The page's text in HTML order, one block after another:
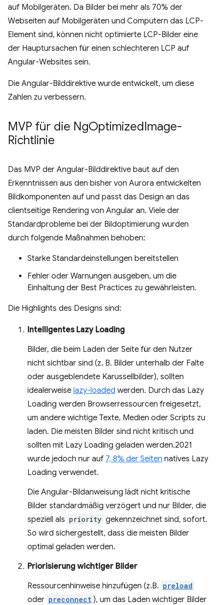
auf Mobilgeräten. Da Bilder bei mehr als 70% der
Webseiten auf Mobilgeräten und Computern das LCP-
Element sind, können nicht optimierte LCP-Bilder eine
der Hauptursachen für einen schlechteren LCP auf
Angular-Websites sein.
Die Angular-Bilddirektive wurde entwickelt, um diese
Zahlen zu verbessern.
MVP für die NgOptimizedImage-
Richtlinie
Das MVP der Angular-Bilddirektive baut auf den
Erkenntnissen aus den bisher von Aurora entwickelten
Bildkomponenten auf und passt das Design an das
clientseitige Rendering von Angular an. Viele der
Standardprobleme bei der Bildoptimierung wurden
durch folgende Maßnahmen behoben:
Starke Standardeinstellungen bereitstellen
Fehler oder Warnungen ausgeben, um die
Einhaltung der Best Practices zu gewährleisten.
Die Highlights des Designs sind:
Intelligentes Lazy Loading
Bilder, die beim Laden der Seite für den Nutzer
nicht sichtbar sind (z. B. Bilder unterhalb der Falte
oder ausgeblendete Karussellbilder), sollten
idealerweise lazy-loaded werden. Durch das Lazy
Loading werden Browserressourcen freigesetzt,
um andere wichtige Texte, Medien oder Scripts zu
laden. Die meisten Bilder sind nicht kritisch und
sollten mit Lazy Loading geladen werden.2021
wurde jedoch nur auf 7, 8% der Seiten natives Lazy
Loading verwendet.
Die Angular-Bildanweisung lädt nicht kritische
Bilder standardmäßig verzögert und nur Bilder, die
speziell als priority gekennzeichnet sind, sofort.
So wird sichergestellt, dass die meisten Bilder
optimal geladen werden.
Priorisierung wichtiger Bilder
Ressourcenhinweise hinzufügen (z.B. preload
oder preconnect ), um das Laden wichtiger Bilder